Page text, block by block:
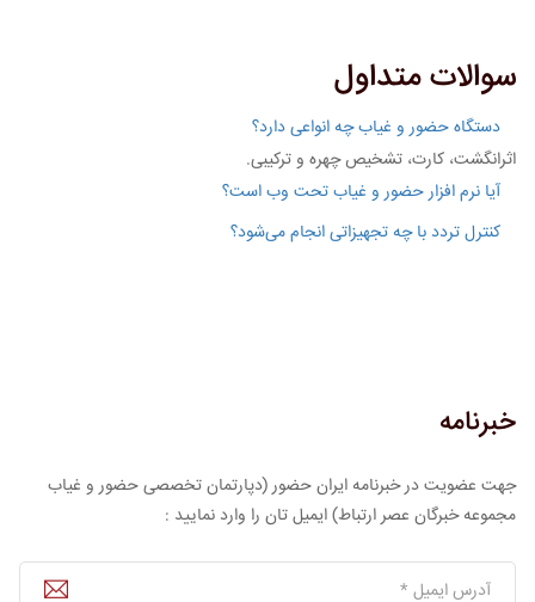
سوالات متداول
دستگاه حضور و غیاب چه انواعی دارد؟
اثرانگشت، کارت، تشخیص چهره و ترکیبی.
آیا نرم افزار حضور و غیاب تحت وب است؟
کنترل تردد با چه تجهیزاتی انجام می‌شود؟
خبرنامه
جهت عضویت در خبرنامه ایران حضور (دپارتمان تخصصی حضور و غیاب
مجموعه خبرگان عصر ارتباط) ایمیل تان را وارد نمایید :